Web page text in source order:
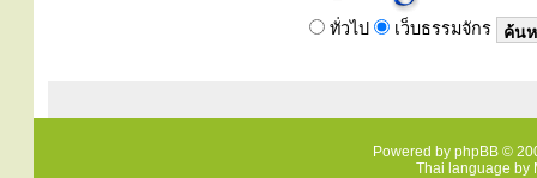
ทั่วไป เว็บธรรมจักร
Powered by phpBB ©
Thai language by